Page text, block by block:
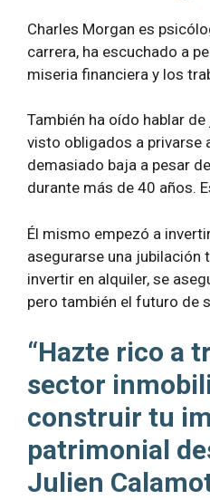
Charles Morgan es
carrera, ha escuchado a
miseria financiera y los
También ha oído hablar
visto obligados a privarse
demasiado baja a pesar
durante más de 40 años.
Él mismo empezó a
asegurarse una jubilación
invertir en alquiler, se
pero también el futuro de
“Hazte rico a
sector
construir tu
patrimonial
Julien